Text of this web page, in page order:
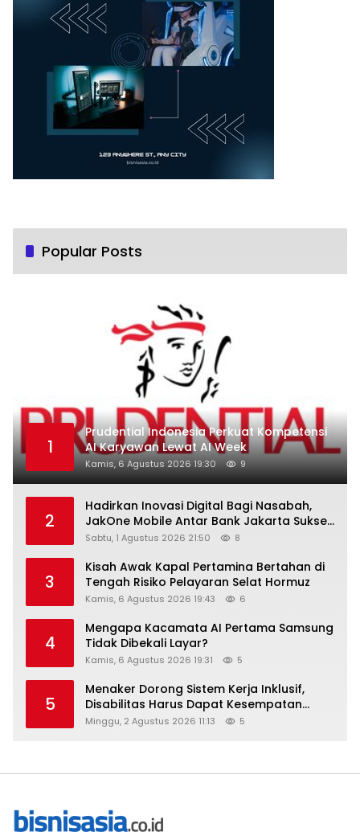
Popular Posts
1
Prudential Indonesia Perkuat Kompetensi
AI Karyawan Lewat AI Week
Kamis, 6 Agustus 2026 19:30 9
2
Hadirkan Inovasi Digital Bagi Nasabah,
JakOne Mobile Antar Bank Jakarta Sukses
Raih Digital Excellence Awards 2026
Sabtu, 1 Agustus 2026 21:50 8
3
Kisah Awak Kapal Pertamina Bertahan di
Tengah Risiko Pelayaran Selat Hormuz
Kamis, 6 Agustus 2026 19:43 6
4
Mengapa Kacamata AI Pertama Samsung
Tidak Dibekali Layar?
Kamis, 6 Agustus 2026 19:31 5
5
Menaker Dorong Sistem Kerja Inklusif,
Disabilitas Harus Dapat Kesempatan
Setara
Minggu, 2 Agustus 2026 11:13 5